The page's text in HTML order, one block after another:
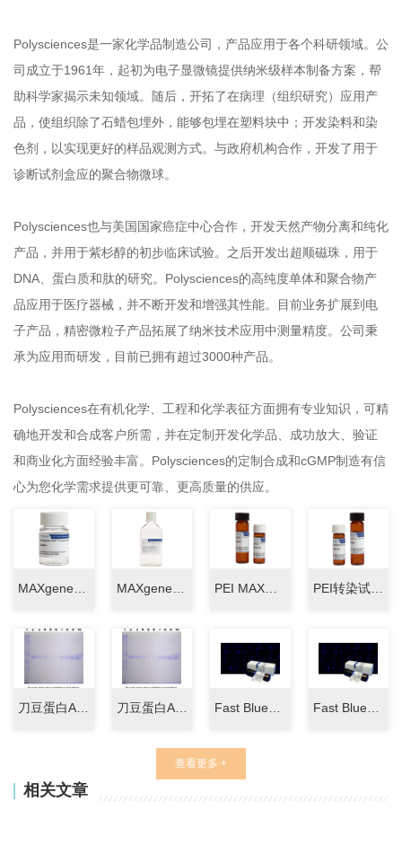
Polysciences是一家化学品制造公司，产品应用于各个科研领域。公
司成立于1961年，起初为电子显微镜提供纳米级样本制备方案，帮
助科学家揭示未知领域。随后，开拓了在病理（组织研究）应用产
品，使组织除了石蜡包埋外，能够包埋在塑料块中；开发染料和染
色剂，以实现更好的样品观测方式。与政府机构合作，开发了用于
诊断试剂盒应的聚合物微球。
Polysciences也与美国国家癌症中心合作，开发天然产物分离和纯化
产品，并用于紫杉醇的初步临床试验。之后开发出超顺磁珠，用于
DNA、蛋白质和肽的研究。Polysciences的高纯度单体和聚合物产
品应用于医疗器械，并不断开发和增强其性能。目前业务扩展到电
子产品，精密微粒子产品拓展了纳米技术应用中测量精度。公司秉
承为应用而研发，目前已拥有超过3000种产品。
Polysciences在有机化学、工程和化学表征方面拥有专业知识，可精
确地开发和合成客户所需，并在定制开发化学品、成功放大、验证
和商业化方面经验丰富。Polysciences的定制合成和cGMP制造有信
心为您化学需求提供更可靠、更高质量的供应。
PEI转染试剂 MW25000(PEI 25K)
刀豆蛋白A磁珠 BioMagPlus Concanavalin A 86057-10
查看更多 +
相关文章